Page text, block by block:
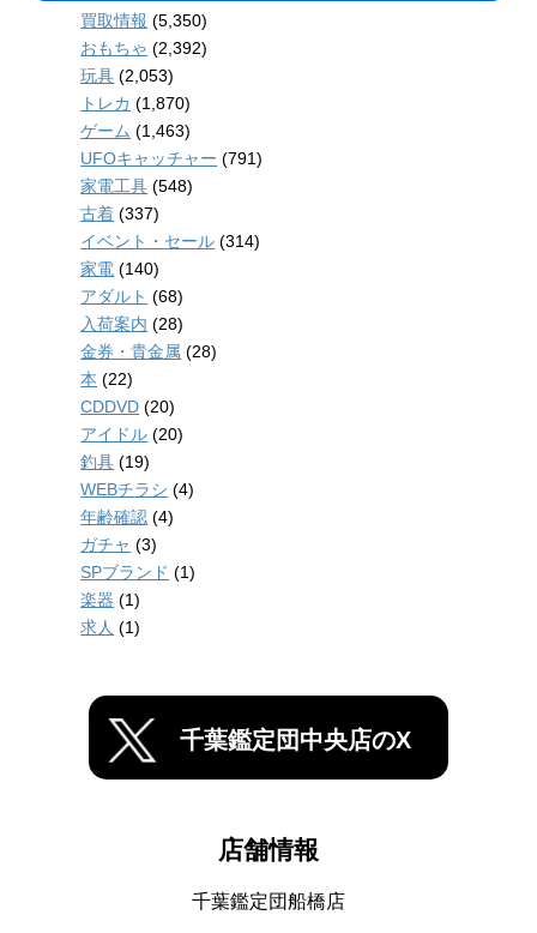
買取情報 (5,350)
おもちゃ (2,392)
玩具 (2,053)
トレカ (1,870)
ゲーム (1,463)
UFOキャッチャー (791)
家電工具 (548)
古着 (337)
イベント・セール (314)
家電 (140)
アダルト (68)
入荷案内 (28)
金券・貴金属 (28)
本 (22)
CDDVD (20)
アイドル (20)
釣具 (19)
WEBチラシ (4)
年齢確認 (4)
ガチャ (3)
SPブランド (1)
楽器 (1)
求人 (1)
千葉鑑定団中央店のX
店舗情報
千葉鑑定団船橋店